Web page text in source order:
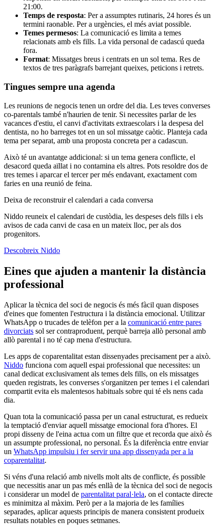
21:00.
Temps de resposta: Per a assumptes rutinaris, 24 hores és un
termini raonable. Per a urgències, el més aviat possible.
Temes permesos: La comunicació es limita a temes
relacionats amb els fills. La vida personal de cadascú queda
fora.
Format: Missatges breus i centrats en un sol tema. Res de
textos de tres paràgrafs barrejant queixes, peticions i retrets.
Tingues sempre una agenda
Les reunions de negocis tenen un ordre del dia. Les teves converses
co-parentals també n'haurien de tenir. Si necessites parlar de les
vacances d'estiu, el canvi d'activitats extraescolars i la despesa del
dentista, no ho barreges tot en un sol missatge caòtic. Planteja cada
tema per separat, amb una proposta concreta per a cadascun.
Això té un avantatge addicional: si un tema genera conflicte, el
desacord queda aïllat i no contamina els altres. Pots resoldre dos de
tres temes i aparcar el tercer per més endavant, exactament com
faries en una reunió de feina.
Deixa de reconstruir el calendari a cada conversa
Niddo reuneix el calendari de custòdia, les despeses dels fills i els
avisos de cada canvi de casa en un mateix lloc, per als dos
progenitors.
Descobreix Niddo
Eines que ajuden a mantenir la distància
professional
Aplicar la tècnica del soci de negocis és més fàcil quan disposes
d'eines que fomenten l'estructura i la distància emocional. Utilitzar
WhatsApp o trucades de telèfon per a la comunicació entre pares
divorciats sol ser contraproduent, perquè barreja allò personal amb
allò parental i no té cap mena d'estructura.
Les apps de coparentalitat estan dissenyades precisament per a això.
Niddo funciona com aquell espai professional que necessites: un
canal dedicat exclusivament als temes dels fills, on els missatges
queden registrats, les converses s'organitzen per temes i el calendari
compartit evita els malentesos habituals sobre qui té els nens cada
dia.
Quan tota la comunicació passa per un canal estructurat, es redueix
la temptació d'enviar aquell missatge emocional fora d'hores. El
propi disseny de l'eina actua com un filtre que et recorda que això és
un assumpte professional, no personal. És la diferència entre enviar
un WhatsApp impulsiu i fer servir una app dissenyada per a la
coparentalitat.
Si véns d'una relació amb nivells molt alts de conflicte, és possible
que necessitis anar un pas més enllà de la tècnica del soci de negocis
i considerar un model de parentalitat paral·lela, on el contacte directe
es minimitza al màxim. Però per a la majoria de les famílies
separades, aplicar aquests principis de manera consistent produeix
resultats notables en poques setmanes.